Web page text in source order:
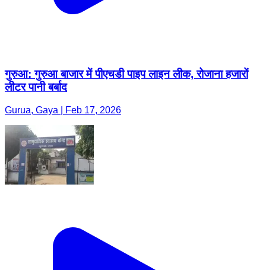
गुरुआ: गुरुआ बाजार में पीएचडी पाइप लाइन लीक, रोजाना हजारों
लीटर पानी बर्बाद
Gurua, Gaya | Feb 17, 2026